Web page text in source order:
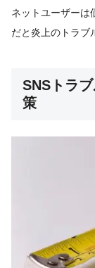
ネットユーザーは
だと炎上のトラブ
SNSトラ
策